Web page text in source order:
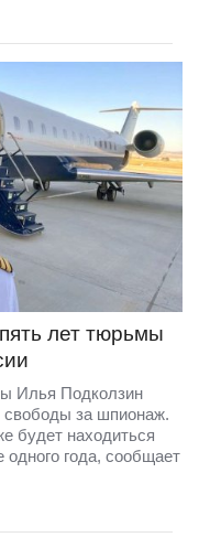
лет тюрьмы
Илья Подколзин
свободы за шпионаж.
будет находиться
одного года, сообщает